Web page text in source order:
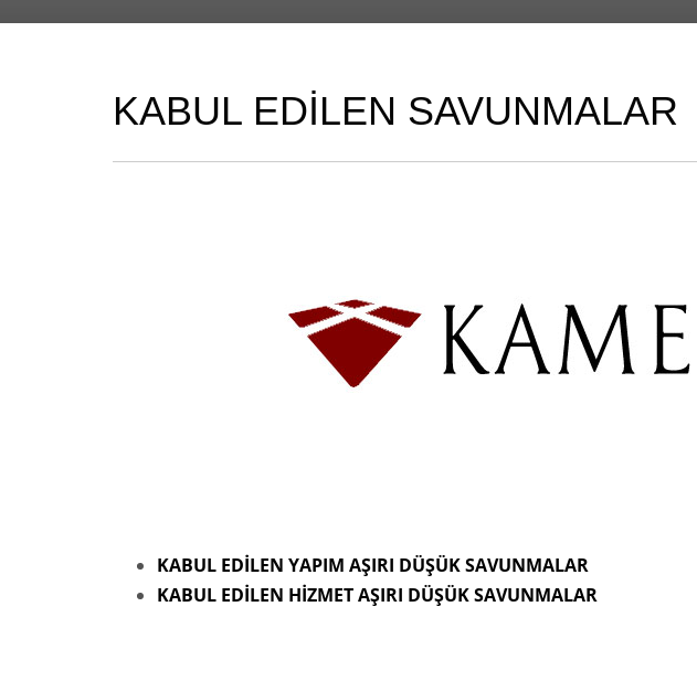
KABUL EDİLEN SAVUNMALAR
KABUL EDİLEN YAPIM AŞIRI DÜŞÜK SAVUNMALAR
KABUL EDİLEN HİZMET AŞIRI DÜŞÜK SAVUNMALAR